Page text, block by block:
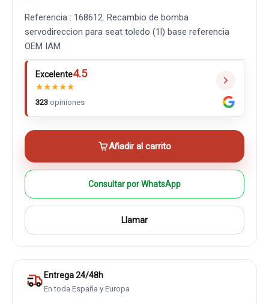
Referencia : 168612. Recambio de bomba
servodireccion para seat toledo (1l) base referencia
OEM IAM
Excelente4.5
★★★★★
323 opiniones
Añadir al carrito
Consultar por WhatsApp
Llamar
Entrega 24/48h
En toda España y Europa